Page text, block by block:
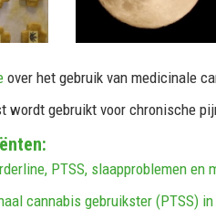
over het gebruik van medicinale
wordt gebruikt voor chronische
PTSS, slaapproblemen en
cannabis gebruikster (PTSS)